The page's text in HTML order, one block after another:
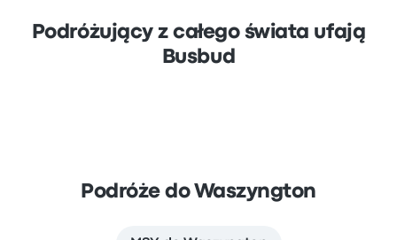
Podróżujący z całego świata ufają
Busbud
Podróże do Waszyngton